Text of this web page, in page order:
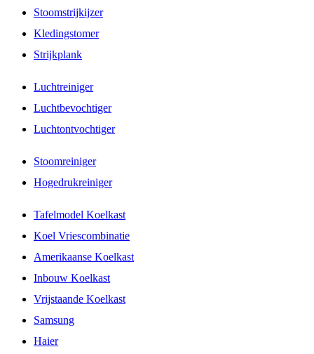
Stoomstrijkijzer
Kledingstomer
Strijkplank
Luchtreiniger
Luchtbevochtiger
Luchtontvochtiger
Stoomreiniger
Hogedrukreiniger
Tafelmodel Koelkast
Koel Vriescombinatie
Amerikaanse Koelkast
Inbouw Koelkast
Vrijstaande Koelkast
Samsung
Haier